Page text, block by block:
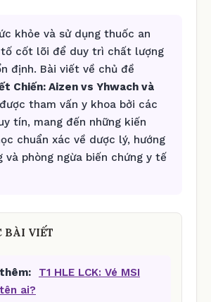
khỏe và sử dụng thuốc an
cốt lõi để duy trì chất lượng
định. Bài viết về chủ đề
Chiến: Aizen vs Yhwach và
được tham vấn y khoa bởi các
tín, mang đến những kiến
chuẩn xác về dược lý, hướng
và phòng ngừa biến chứng y tế
BÀI VIẾT
T1 HLE LCK: Vé MSI
ai?